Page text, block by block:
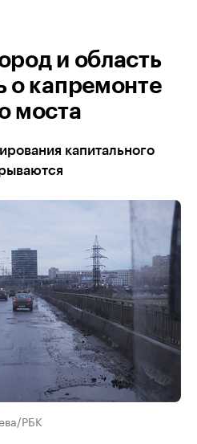
и область
о капремонте
моста
капитального
РБК